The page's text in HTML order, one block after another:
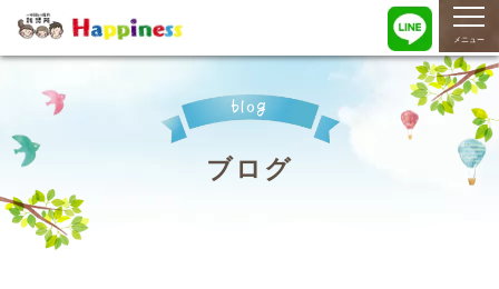
メニュー
blog
ブログ